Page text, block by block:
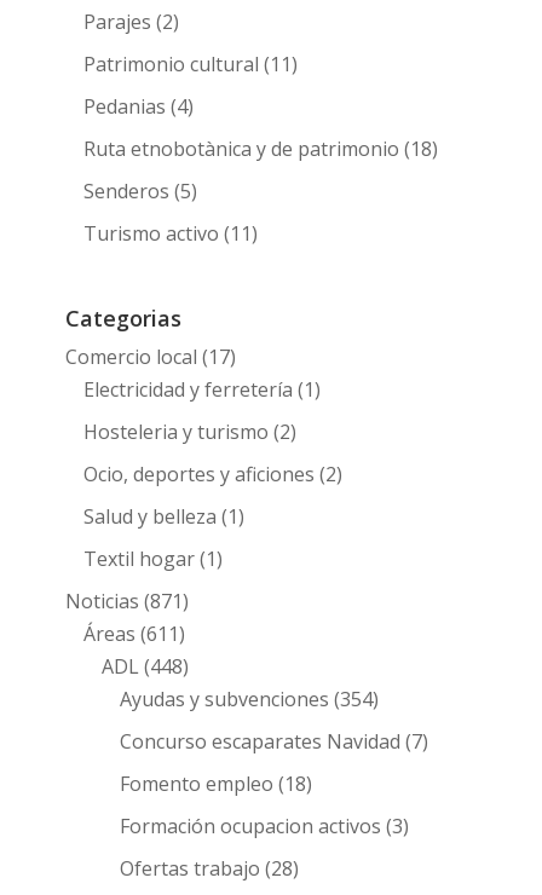
Parajes (2)
Patrimonio cultural (11)
Pedanias (4)
Ruta etnobotànica y de patrimonio (18)
Senderos (5)
Turismo activo (11)
Categorias
Comercio local (17)
Electricidad y ferretería (1)
Hosteleria y turismo (2)
Ocio, deportes y aficiones (2)
Salud y belleza (1)
Textil hogar(1)
Noticias (871)
Áreas (611)
ADL(448)
Ayudas y subvenciones (354)
Concurso escaparates Navidad (7)
Fomento empleo (18)
Formación ocupacion activos (3)
Ofertas trabajo (28)